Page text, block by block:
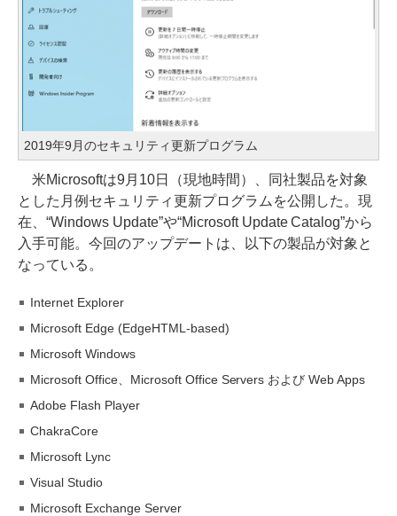
2019年9月のセキュリティ更新プログラム
米Microsoftは9月10日（現地時間）、同社製品を対象
とした月例セキュリティ更新プログラムを公開した。現
在、“Windows Update”や“Microsoft Update Catalog”から
入手可能。今回のアップデートは、以下の製品が対象と
なっている。
Internet Explorer
Microsoft Edge (EdgeHTML-based)
Microsoft Windows
Microsoft Office、Microsoft Office Servers および Web Apps
Adobe Flash Player
ChakraCore
Microsoft Lync
Visual Studio
Microsoft Exchange Server